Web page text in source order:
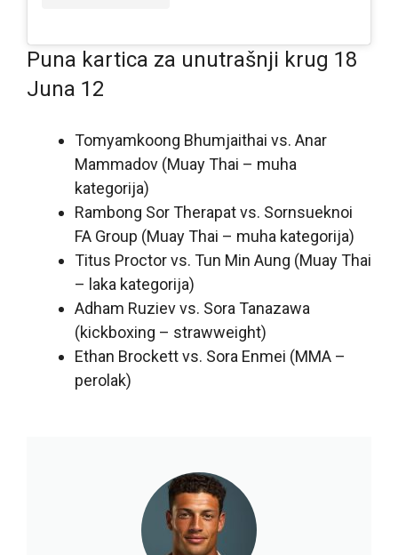
Puna kartica za unutrašnji krug 18
Juna 12
Tomyamkoong Bhumjaithai vs. Anar
Mammadov (Muay Thai – muha
kategorija)
Rambong Sor Therapat vs. Sornsueknoi
FA Group (Muay Thai – muha kategorija)
Titus Proctor vs. Tun Min Aung (Muay Thai
– laka kategorija)
Adham Ruziev vs. Sora Tanazawa
(kickboxing – strawweight)
Ethan Brockett vs. Sora Enmei (MMA –
perolak)